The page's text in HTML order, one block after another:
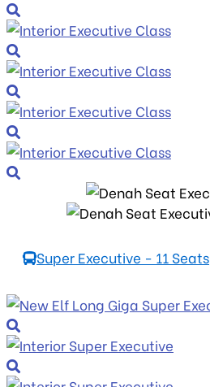
Super Executive - 11 Seats